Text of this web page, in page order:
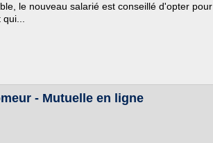
le nouveau salarié est conseillé d'opter pour
- Mutuelle en ligne